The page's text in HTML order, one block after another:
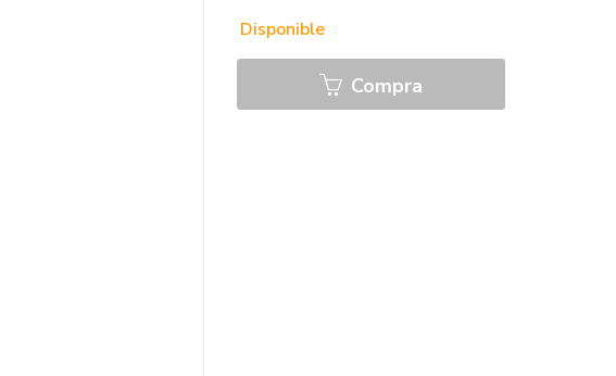
Disponible
Compra